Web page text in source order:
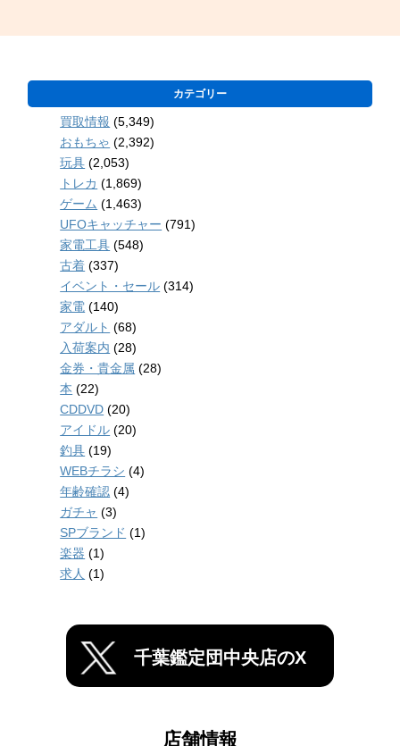
カテゴリー
買取情報 (5,349)
おもちゃ (2,392)
玩具 (2,053)
トレカ (1,869)
ゲーム (1,463)
UFOキャッチャー (791)
家電工具 (548)
古着 (337)
イベント・セール (314)
家電 (140)
アダルト (68)
入荷案内 (28)
金券・貴金属 (28)
本 (22)
CDDVD (20)
アイドル (20)
釣具 (19)
WEBチラシ (4)
年齢確認 (4)
ガチャ (3)
SPブランド (1)
楽器 (1)
求人 (1)
千葉鑑定団中央店のX
店舗情報